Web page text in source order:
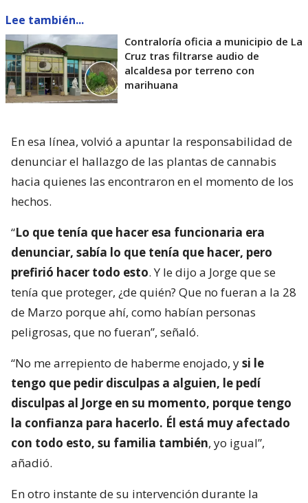
Lee también...
Contraloría oficia a municipio de La
Cruz tras filtrarse audio de
alcaldesa por terreno con
marihuana
En esa línea, volvió a apuntar la responsabilidad de
denunciar el hallazgo de las plantas de cannabis
hacia quienes las encontraron en el momento de los
hechos.
“Lo que tenía que hacer esa funcionaria era
denunciar, sabía lo que tenía que hacer, pero
prefirió hacer todo esto. Y le dijo a Jorge que se
tenía que proteger, ¿de quién? Que no fueran a la 28
de Marzo porque ahí, como habían personas
peligrosas, que no fueran”, señaló.
“No me arrepiento de haberme enojado, ysi le
tengo que pedir disculpas a alguien, le pedí
disculpas al Jorge en su momento, porque tengo
la confianza para hacerlo. Él está muy afectado
con todo esto, su familia también, yo igual”,
añadió.
En otro instante de su intervención durante la